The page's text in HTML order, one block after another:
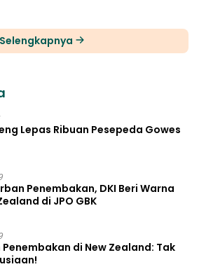
Selengkapnya
Lepas Ribuan Pesepeda Gowes
Penembakan, DKI Beri Warna
di JPO GBK
di New Zealand: Tak